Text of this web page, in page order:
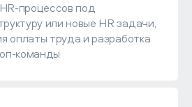
процессов под
или новые HR задачи,
оплаты труда и разработка
команды